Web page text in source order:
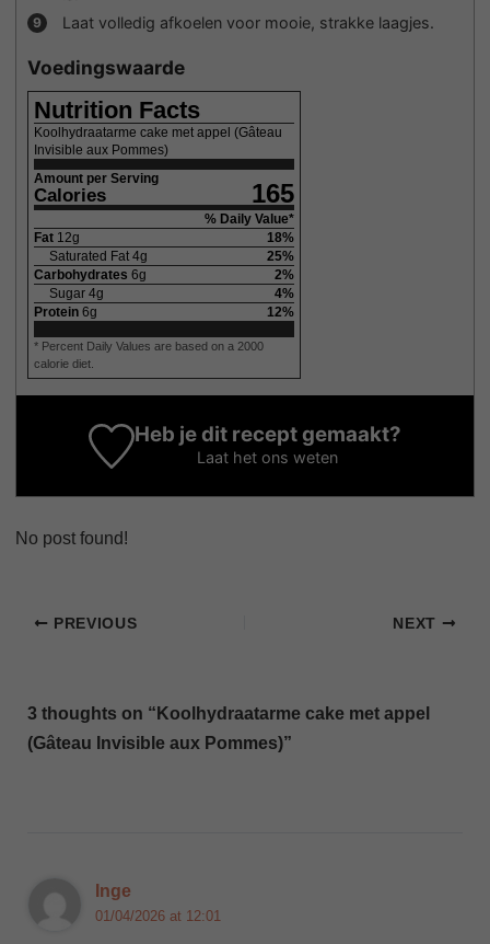
Laat volledig afkoelen voor mooie, strakke laagjes.
Voedingswaarde
Nutrition Facts
Koolhydraatarme cake met appel (Gâteau
Invisible aux Pommes)
Amount per Serving
Calories 165
% Daily Value*
Fat 12g 18%
Saturated Fat 4g 25%
Carbohydrates 6g 2%
Sugar 4g 4%
Protein 6g 12%
* Percent Daily Values are based on a 2000
calorie diet.
Heb je dit recept gemaakt?
Laat het ons weten
No post found!
PREVIOUS NEXT
3 thoughts on “Koolhydraatarme cake met appel
(Gâteau Invisible aux Pommes)”
Inge
01/04/2026 at 12:01